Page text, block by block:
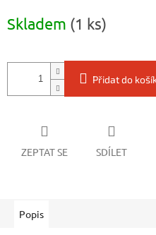
cena:
Skladem (1 ks)
Přidat do
ZEPTAT SE SDÍLET
Popis